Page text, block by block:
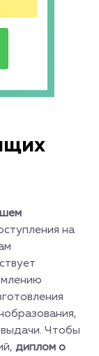
на
Чтобы
диплом о